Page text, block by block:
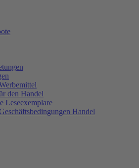
den Handel
Leseexemplare
Handel